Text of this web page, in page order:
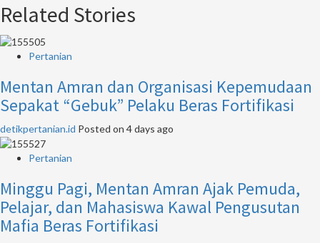
Related Stories
Pertanian
Mentan Amran dan Organisasi Kepemudaan
Sepakat “Gebuk” Pelaku Beras Fortifikasi
detikpertanian.id Posted on 4 days ago
Pertanian
Minggu Pagi, Mentan Amran Ajak Pemuda,
Pelajar, dan Mahasiswa Kawal Pengusutan
Mafia Beras Fortifikasi